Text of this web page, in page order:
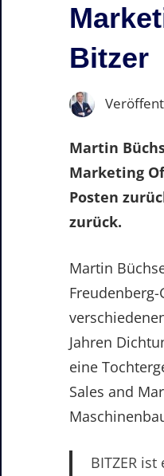
Bitzer
Martin
Marketing
Posten
zurück.
Martin
Jahren
eine
Sales and
BITZER